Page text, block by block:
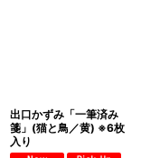
出口かずみ「一筆済み
箋」(猫と鳥／黄) ※6枚
入り